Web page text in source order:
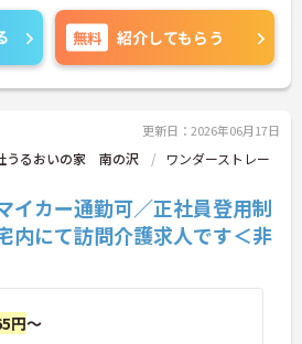
お伝えいたしますので、
さい。
無料 紹介してもらう
更新日：2026年06月17日
うるおいの家 南の沢
ワンダーストレー
イカー通勤可／正社員登用制
内にて訪問介護求人です＜非
円～